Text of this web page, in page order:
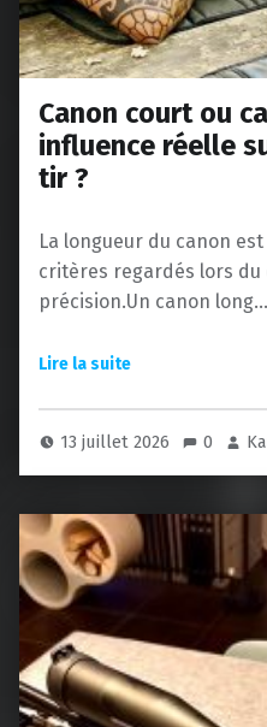
Canon court ou
influence réelle
tir ?
La longueur du canon
critères regardés lors du
précision.Un canon long…
13 juillet 2026 0